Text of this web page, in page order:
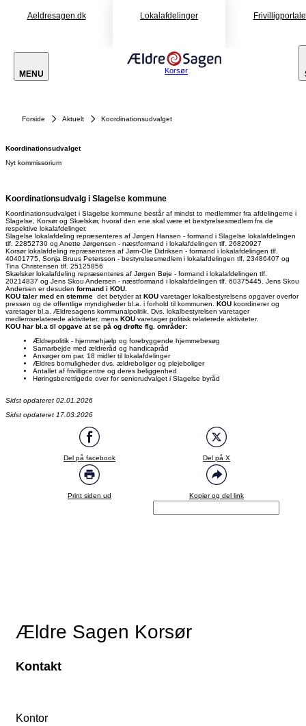
Aeldresagen.dk Lokalafdelinger
MENU Korsør
Forside Aktuelt Koordinationsudvalget
Koordinationsudvalget
Nyt kommissorium
Koordinationsudvalg i Slagelse kommune
Koordinationsudvalget i Slagelse kommune består af mindst to medlemmer fra afdelingerne i
Slagelse, Korsør og Skælskør, hvoraf den ene skal være et bestyrelsesmedlem fra de
respektive lokalafdelinger.
Slagelse lokalafdeling repræsenteres af Jørgen Hansen - formand i Slagelse lokalafdelingen
tlf. 22852730 og Anette Jørgensen - næstformand i lokalafdelingen tlf. 26820927
Korsør lokalafdeling repræsenteres af Jørn-Ole Didriksen - formand i lokalafdelingen tlf.
40401775, Sonja Bruus Petersson - bestyrelsesmedlem i lokalafdelingen tlf. 23486407 og
Tina Christensen tlf. 25125856
Skælskør lokalafdeling repræsenteres af Jørgen Bøje - formand i lokalafdelingen tlf.
20214837 og Jens Skou Andersen - næstformand i lokalafdelingen tlf. 60375445. Jens Skou
Andersen er desuden formand i KOU.
KOU taler med en stemme det betyder at KOU varetager lokalbestyrelsens opgaver overfor
pressen og de offentlige myndigheder bl.a. i forhold til kommunen. KOU koordinerer og
varetager bl.a. Ældresagens kommunalpolitik. Dvs. lokalbestyrelsen varetager
medlemsrelaterede aktiviteter, mens KOU varetager politisk relaterede aktiviteter.
KOU har bl.a til opgave at se på og drøfte flg. områder:
Ældrepolitik - hjemmehjælp og forebyggende hjemmebesøg
Samarbejde med ældreråd og handicapråd
Ansøger om par. 18 midler til lokalafdelinger
Ældres bomuligheder dvs. ældreboliger og plejeboliger
Antallet af frivilligcentre og deres beliggenhed
Høringsberettigede over for seniorudvalget i Slagelse byråd
Sidst opdateret 02.01.2026
Sidst opdateret 17.03.2026
Del på facebook Del på X
Print siden ud Kopier og del link
Ældre Sagen Korsør
Kontakt
Kontor